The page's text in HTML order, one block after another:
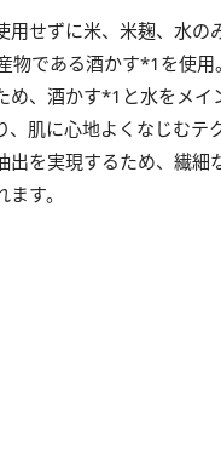
用せずに米、米麹、水の
物である酒かす*1を使用
め、酒かす*1と水をメイ
、肌に心地よくなじむテ
出を実現するため、繊細
す。